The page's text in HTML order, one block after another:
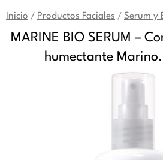
Inicio / Productos Faciales / Serum y
MARINE BIO SERUM –
humectante